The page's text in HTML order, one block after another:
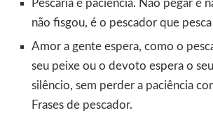
Pescaria é paciência. Não pegar é
não fisgou, é o pescador que pesca
Amor a gente espera, como o
seu peixe ou o devoto espera o
silêncio, sem perder a paciência
Frases de pescador.